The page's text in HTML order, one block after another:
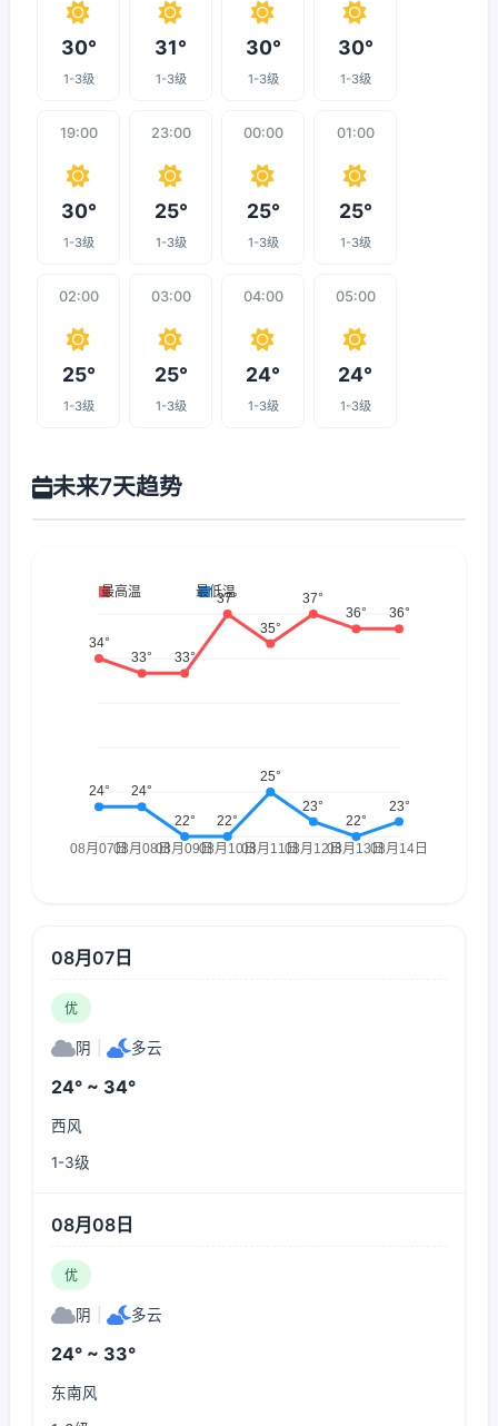
30°
1-3级
31°
1-3级
30°
1-3级
30°
1-3级
19:00
30°
1-3级
23:00
25°
1-3级
00:00
25°
1-3级
01:00
25°
1-3级
02:00
25°
1-3级
03:00
25°
1-3级
04:00
24°
1-3级
05:00
24°
1-3级
未来7天趋势
08月07日
优
阴 多云
24° ~ 34°
西风
1-3级
08月08日
优
阴 多云
24° ~ 33°
东南风